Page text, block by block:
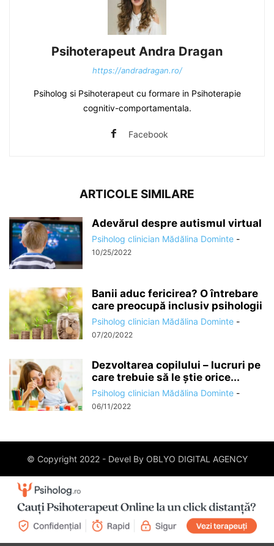
Psihoterapeut Andra Dragan
https://andradragan.ro/
Psiholog si Psihoterapeut cu formare in Psihoterapie
cognitiv-comportamentala.
Facebook
ARTICOLE SIMILARE
Adevărul despre autismul virtual
Psiholog clinician Mădălina Dominte -
10/25/2022
Banii aduc fericirea? O întrebare
care preocupă inclusiv psihologii
Psiholog clinician Mădălina Dominte -
07/20/2022
Dezvoltarea copilului – lucruri pe
care trebuie să le știe orice...
Psiholog clinician Mădălina Dominte -
06/11/2022
© Copyright 2022 - Devel By OBLYO DIGITAL AGENCY